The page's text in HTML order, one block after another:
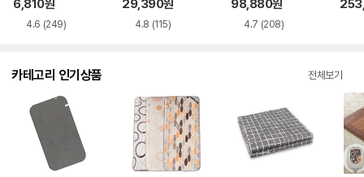
6,810원
4.6 (249)
29,390원
4.8 (115)
98,880원
4.7 (208)
카테고리 인기상품 전체보기